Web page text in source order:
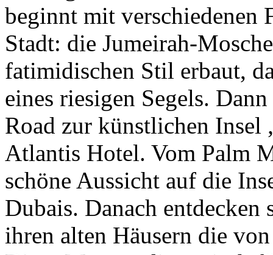
beginnt mit verschiedenen
Stadt: die Jumeirah-
fatimidischen Stil erbaut,
eines riesigen Segels.
Road zur künstlichen Insel
Atlantis Hotel. Vom Palm
schöne Aussicht auf die
Dubais. Danach
ihren alten Häusern die